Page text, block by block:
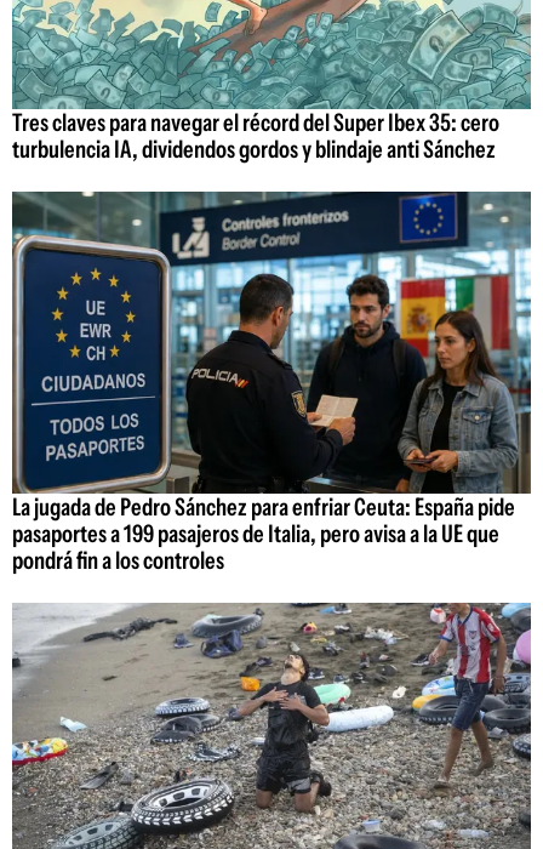
Tres claves para navegar el récord del Super Ibex 35: cero
turbulencia IA, dividendos gordos y blindaje anti Sánchez
La jugada de Pedro Sánchez para enfriar Ceuta: España pide
pasaportes a 199 pasajeros de Italia, pero avisa a la UE que
pondrá fin a los controles